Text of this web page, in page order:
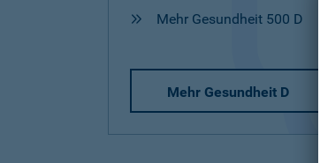
Mehr Gesundheit 500 D
Mehr Gesundheit D